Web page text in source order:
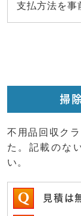
支払方法を事
掃
不用品回収ク
た。記載のな
い。
見積は